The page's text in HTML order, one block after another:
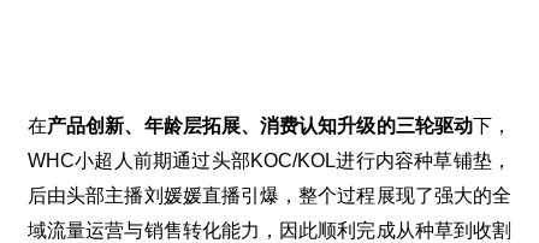
在产品创新、年龄层拓展、消费认知升级的三轮驱动下，
WHC小超人前期通过头部KOC/KOL进行内容种草铺垫，
后由头部主播刘媛媛直播引爆，整个过程展现了强⼤的全
域流量运营与销售转化能力，因此顺利完成从种草到收割